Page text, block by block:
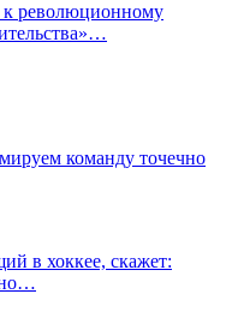
к революционному
команду точечно
в хоккее, скажет: